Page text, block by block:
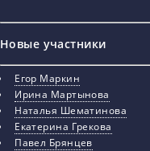
Новые участники
Егор Маркин
Ирина Мартынова
Наталья Шематинова
Екатерина Грекова
Павел Брянцев